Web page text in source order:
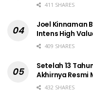
411 SHARES
Joel Kinnaman
Intens High
409 SHARES
Setelah 13
Akhirnya Resmi
432 SHARES